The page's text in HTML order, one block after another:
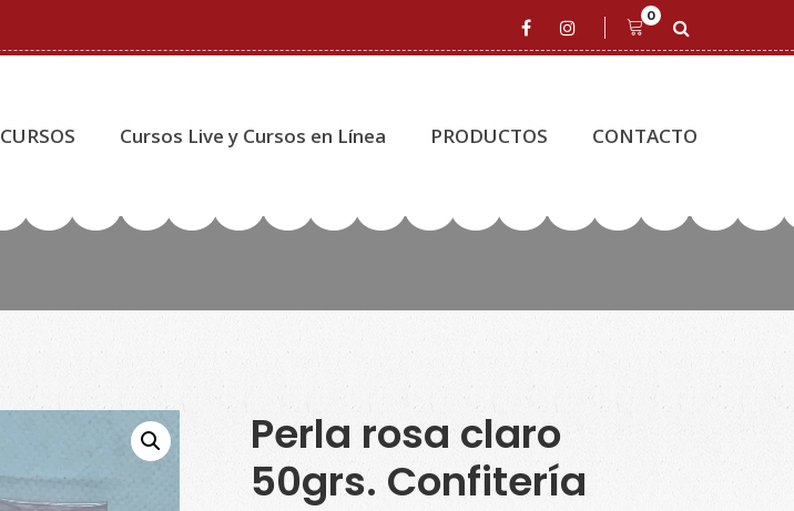
0
CURSOS Cursos Live y Cursos en Línea PRODUCTOS CONTACTO
Perla rosa claro
50grs. Confitería